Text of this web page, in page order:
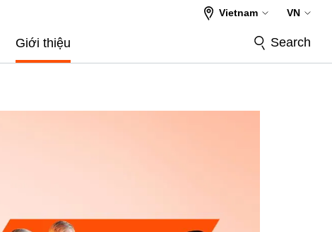
Giới thiệu
Vietnam VN
Search